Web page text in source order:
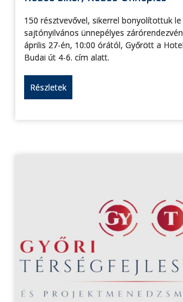
150 résztvevővel, sikerrel bonyolítottuk
sajtónyilvános ünnepélyes
április 27-én, 10:00 órától, Győrött a
Budai út 4-6. cím alatt.
Részletek